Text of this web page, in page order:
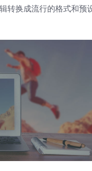
转换成流行的格式和预